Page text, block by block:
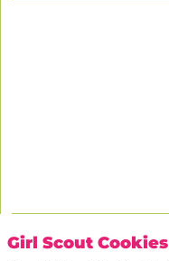
Girl Scout Cookies